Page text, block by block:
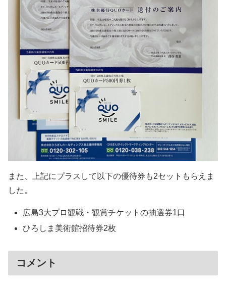
また、上記にプラスして以下の優待券も2セットもらえま
した。
広島3大プロ観戦・観賞チケットの抽選券1口
ひろしま美術館招待券2枚
コメント